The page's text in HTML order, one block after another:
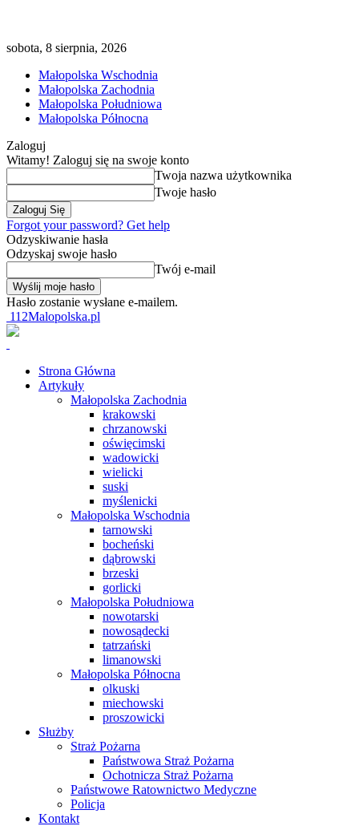
sobota, 8 sierpnia, 2026
Małopolska Wschodnia
Małopolska Zachodnia
Małopolska Południowa
Małopolska Północna
Zaloguj
Witamy! Zaloguj się na swoje konto
Twoja nazwa użytkownika
Twoje hasło
Forgot your password? Get help
Odzyskiwanie hasła
Odzyskaj swoje hasło
Twój e-mail
Hasło zostanie wysłane e-mailem.
112Malopolska.pl
Strona Główna
Artykuły
Małopolska Zachodnia
krakowski
chrzanowski
oświęcimski
wadowicki
wielicki
suski
myślenicki
Małopolska Wschodnia
tarnowski
bocheński
dąbrowski
brzeski
gorlicki
Małopolska Południowa
nowotarski
nowosądecki
tatrzański
limanowski
Małopolska Północna
olkuski
miechowski
proszowicki
Służby
Straż Pożarna
Państwowa Straż Pożarna
Ochotnicza Straż Pożarna
Państwowe Ratownictwo Medyczne
Policja
Kontakt